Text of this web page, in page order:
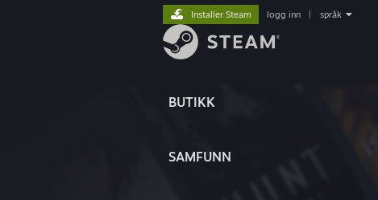
BUTIKK
SAMFUNN
Installer Steam logg inn språk